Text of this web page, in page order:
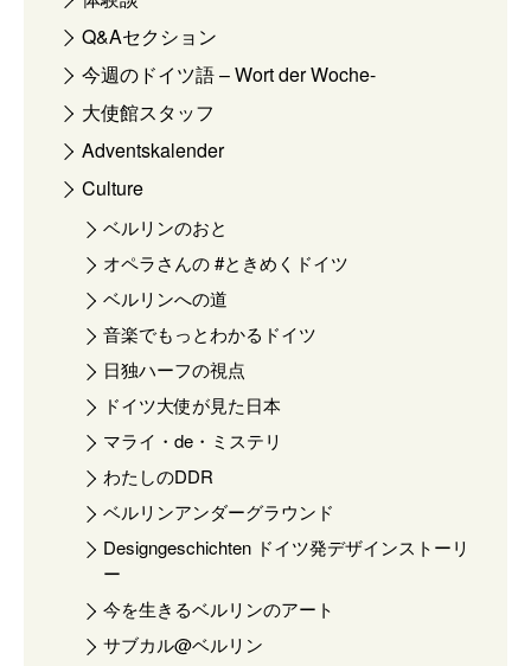
Q&Aセクション
今週のドイツ語 – Wort der Woche-
大使館スタッフ
Adventskalender
Culture
ベルリンのおと
オペラさんの #ときめくドイツ
ベルリンへの道
音楽でもっとわかるドイツ
日独ハーフの視点
ドイツ大使が見た日本
マライ・de・ミステリ
わたしのDDR
ベルリンアンダーグラウンド
Designgeschichten ドイツ発デザインストーリ
ー
今を生きるベルリンのアート
サブカル@ベルリン